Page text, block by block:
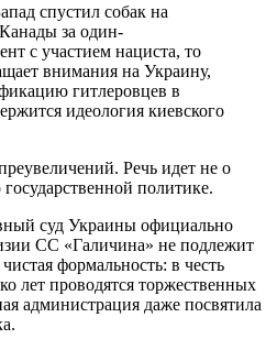
спустил собак на
за один-
с участием нациста, то
внимания на Украину,
гитлеровцев в
идеология киевского
Речь идет не о
политике.
суд Украины официально
СС «Галичина» не подлежит
формальность: в честь
лет проводятся торжественных
администрация даже посвятила